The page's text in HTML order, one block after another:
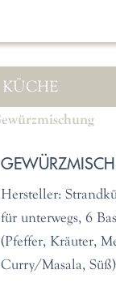
KÜCHE
Hersteller:
für unterwegs, 6
(Pfeffer, Kräuter,
Curry/Masala,